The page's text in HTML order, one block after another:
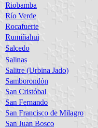
Riobamba
Río Verde
Rocafuerte
Rumiñahui
Salcedo
Salinas
Salitre (Urbina Jado)
Samborondón
San Cristóbal
San Fernando
San Francisco de Milagro
San Juan Bosco